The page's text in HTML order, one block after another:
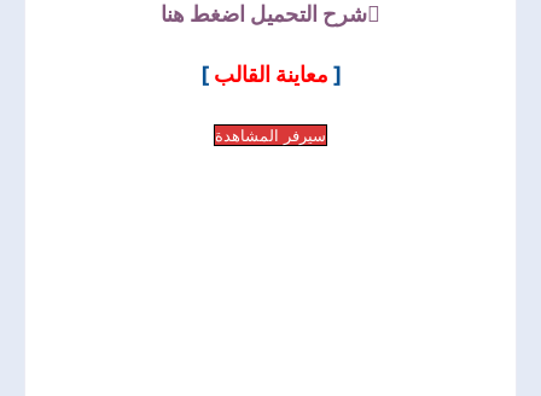
شرح التحميل اضغط هنا
[ معاينة القالب]
سيرفر المشاهدة